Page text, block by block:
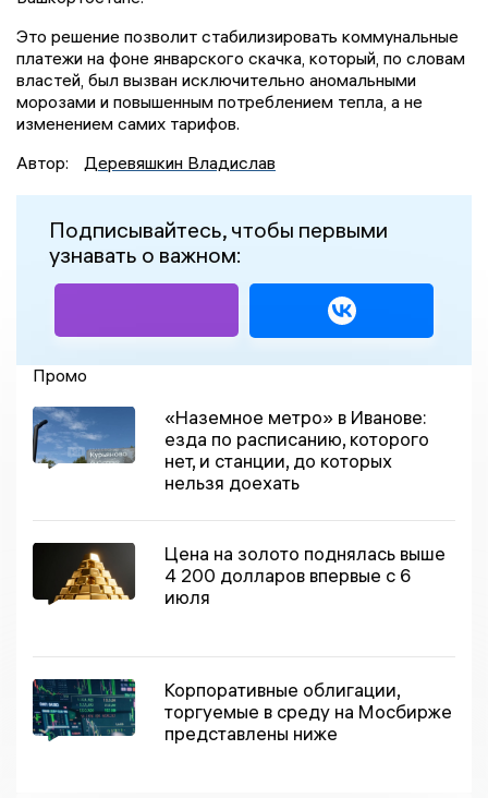
Это решение позволит стабилизировать коммунальные
платежи на фоне январского скачка, который, по словам
властей, был вызван исключительно аномальными
морозами и повышенным потреблением тепла, а не
изменением самих тарифов.
Автор:
Деревяшкин Владислав
Подписывайтесь, чтобы первыми
узнавать о важном:
Промо
«Наземное метро» в Иванове:
езда по расписанию, которого
нет, и станции, до которых
нельзя доехать
Цена на золото поднялась выше
4 200 долларов впервые с 6
июля
Корпоративные облигации,
торгуемые в среду на Мосбирже
представлены ниже